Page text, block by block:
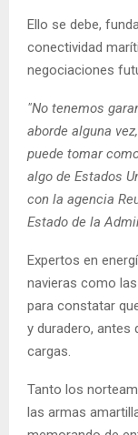
Ello se debe,
conectividad
negociaciones
"No tenemos
aborde alguna
puede tomar
algo de Estados
con la agencia
Estado de la
Expertos en
navieras como
para constatar
y duradero, antes
cargas.
Tanto los
las armas